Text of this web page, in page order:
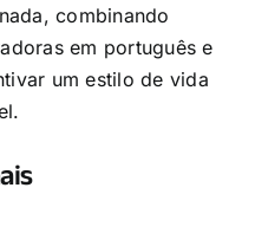
combinando
em português e
um estilo de vida